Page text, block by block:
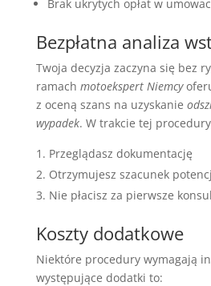
Brak ukrytych opłat w
Bezpłatna analiza
Twoja decyzja zaczyna się bez
ramach motoekspert Niemcy
z oceną szans na uzyskanie
wypadek. W trakcie tej
Przeglądasz dokumentację
Otrzymujesz szacunek
Nie płacisz za pierwsze
Koszty dodatkowe
Niektóre procedury wymagają
występujące dodatki to: